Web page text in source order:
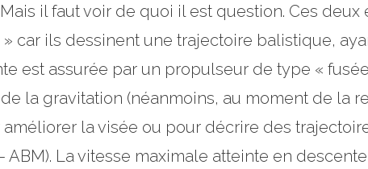
il faut voir de quoi il est question. Ces
car ils dessinent une trajectoire balistique,
est assurée par un propulseur de type «
la gravitation (néanmoins, au moment de la
la visée ou pour décrire des
ABM). La vitesse maximale atteinte en